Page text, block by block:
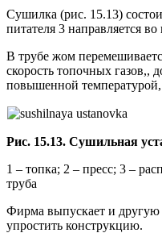
Сушилка (рис. 15.13)
питателя 3 направляется
В трубе жом
скорость топочных газов,,
повышенной температурой,
Рис. 15.13. Сушильная
1 – топка; 2 – пресс; 3 –
труба
Фирма выпускает и другую
упростить конструкцию.